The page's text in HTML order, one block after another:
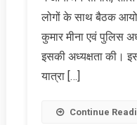
लोगों के साथ बैठक
कुमार मीना एवं पुलिस
इसकी अध्यक्षता की।
यात्रा […]
Continue